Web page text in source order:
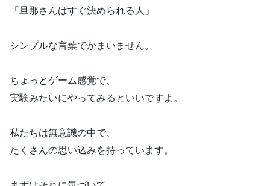
「旦那さんはすぐ決められる人」
シンプルな言葉でかまいません。
ちょっとゲーム感覚で、
実験みたいにやってみるといいですよ。
私たちは無意識の中で、
たくさんの思い込みを持っています。